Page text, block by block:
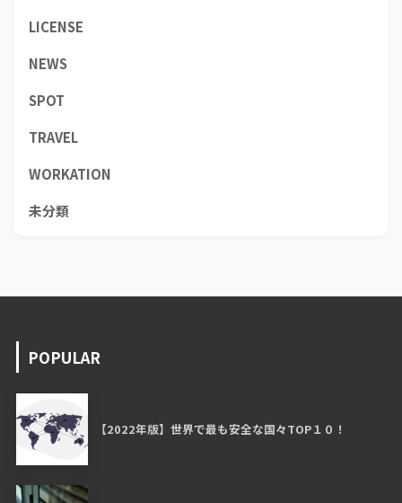
LICENSE
NEWS
SPOT
TRAVEL
WORKATION
未分類
POPULAR
【2022年版】世界で最も安全な国々TOP１０！